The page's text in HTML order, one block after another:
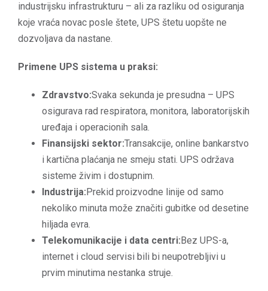
industrijsku infrastrukturu – ali za razliku od osiguranja
koje vraća novac posle štete, UPS štetu uopšte ne
dozvoljava da nastane.
Primene UPS sistema u praksi:
Zdravstvo:Svaka sekunda je presudna – UPS
osigurava rad respiratora, monitora, laboratorijskih
uređaja i operacionih sala.
Finansijski sektor:Transakcije, online bankarstvo
i kartična plaćanja ne smeju stati. UPS održava
sisteme živim i dostupnim.
Industrija: Prekid proizvodne linije od samo
nekoliko minuta može značiti gubitke od desetine
hiljada evra.
Telekomunikacije i data centri: Bez UPS-a,
internet i cloud servisi bili bi neupotrebljivi u
prvim minutima nestanka struje.